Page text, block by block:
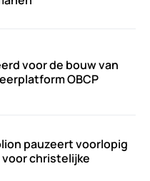
voor de bouw van
OBCP
pauzeert voorlopig
voor christelijke